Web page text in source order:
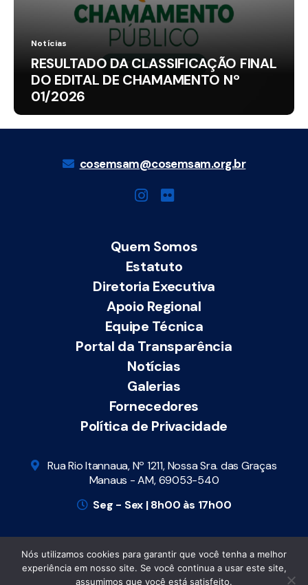
Notícias
RESULTADO DA CLASSIFICAÇÃO FINAL
DO EDITAL DE CHAMAMENTO Nº
01/2026
cosemsam@cosemsam.org.br
Quem Somos
Estatuto
Diretoria Executiva
Apoio Regional
Equipe Técnica
Portal da Transparência
Notícias
Galerias
Fornecedores
Política de Privacidade
Rua Rio Itannaua, Nº 1211, Nossa Sra. das Graças
Manaus - AM, 69053-540
Seg - Sex | 8h00 às 17h00
Todos os direitos reservados© Cosems-AM |
Conselho de Secretários Municipais de Saúde do
Nós utilizamos cookies para garantir que você tenha a melhor
experiência em nosso site. Se você continua a usar este site,
assumimos que você está satisfeito.